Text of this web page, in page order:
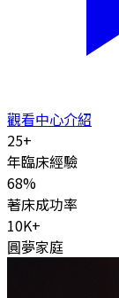
觀看中心介紹
25+
年臨床經驗
68%
著床成功率
10K+
圓夢家庭